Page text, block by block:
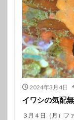
2024年3月4日
イワシの気配
３月４日（月）フ